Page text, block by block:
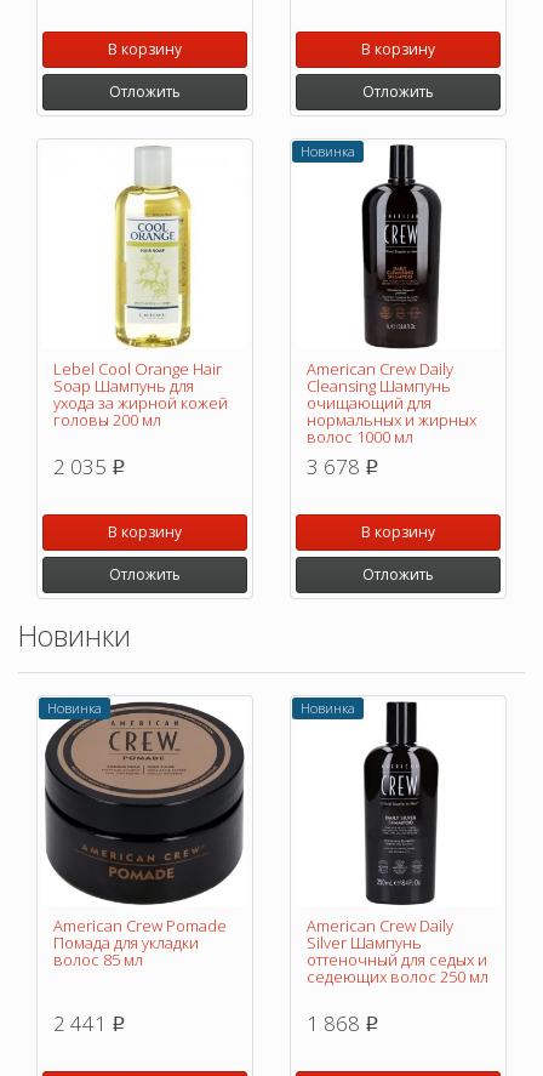
В корзину
Отложить
В корзину
Отложить
Lebel Cool Orange Hair
Soap Шампунь для
ухода за жирной кожей
головы 200 мл
2 035 p
В корзину
Отложить
Новинка
American Crew Daily
Cleansing Шампунь
очищающий для
нормальных и жирных
волос 1000 мл
3 678 p
В корзину
Отложить
Новинки
Новинка
American Crew Pomade
Помада для укладки
волос 85 мл
2 441 p
Новинка
American Crew Daily
Silver Шампунь
оттеночный для седых и
седеющих волос 250 мл
1 868 p